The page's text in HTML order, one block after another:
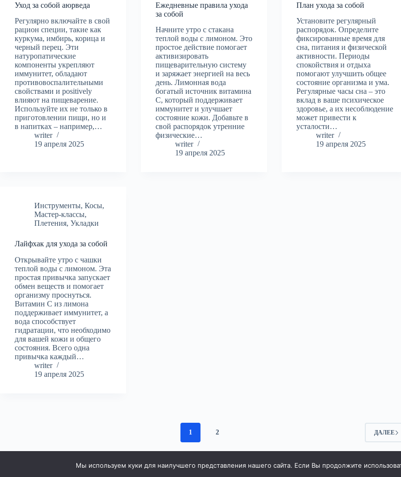
Уход за собой аюрведа
Регулярно включайте в свой
рацион специи, такие как
куркума, имбирь, корица и
черный перец. Эти
натуропатические
компоненты укрепляют
иммунитет, обладают
противовоспалительными
свойствами и positively
влияют на пищеварение.
Используйте их не только в
приготовлении пищи, но и
в напитках – например,…
writer
19 апреля 2025
Ежедневные правила ухода
за собой
Начните утро с стакана
теплой воды с лимоном. Это
простое действие помогает
активизировать
пищеварительную систему
и заряжает энергией на весь
день. Лимонная вода
богатый источник витамина
С, который поддерживает
иммунитет и улучшает
состояние кожи. Добавьте в
свой распорядок утренние
физические…
writer
19 апреля 2025
План ухода за собой
Установите регулярный
распорядок. Определите
фиксированные время для
сна, питания и физической
активности. Периоды
спокойствия и отдыха
помогают улучшить общее
состояние организма и ума.
Регулярные часы сна – это
вклад в ваше психическое
здоровье, а их несоблюдение
может привести к
усталости…
writer
19 апреля 2025
Инструменты, Косы,
Мастер-классы,
Плетения, Укладки
Лайфхак для ухода за собой
Открывайте утро с чашки
теплой воды с лимоном. Эта
простая привычка запускает
обмен веществ и помогает
организму проснуться.
Витамин C из лимона
поддерживает иммунитет, а
вода способствует
гидратации, что необходимо
для вашей кожи и общего
состояния. Всего одна
привычка каждый…
writer
19 апреля 2025
1 2 ДАЛЕЕ
Мы используем куки для наилучшего представления нашего сайта. Если Вы продолжите